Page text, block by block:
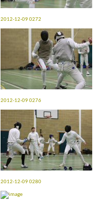
2012-12-09 0272
2012-12-09 0276
2012-12-09 0280